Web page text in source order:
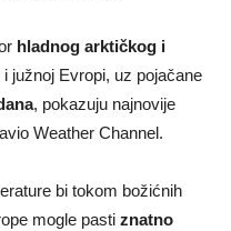
hladnog arktičkog i
južnoj Evropi, uz pojačane
, pokazuju najnovije
Weather Channel.
bi tokom božićnih
mogle pasti znatno